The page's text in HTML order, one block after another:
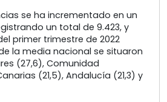
se ha incrementado en un
un total de 9.423, y
primer trimestre de 2022
la media nacional se situaron
(27,6), Comunidad
(21,5), Andalucía (21,3) y